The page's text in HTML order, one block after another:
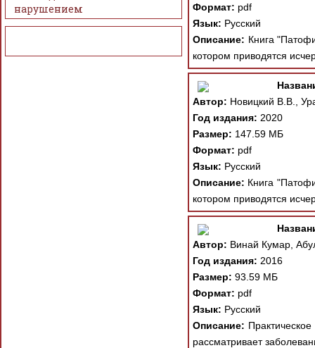
Формат: pdf
Язык: Русский
Описание: Книга
котором приводятся
Автор: Новицкий В.В.,
Год издания: 2020
Размер: 147.59 МБ
Формат: pdf
Язык: Русский
Описание: Книга
котором приводятся
Автор: Винай Кумар,
Год издания: 2016
Размер: 93.59 МБ
Формат: pdf
Язык: Русский
Описание:
рассматривает
нарушением